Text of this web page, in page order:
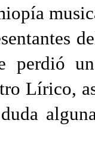
perdió
Lírico,